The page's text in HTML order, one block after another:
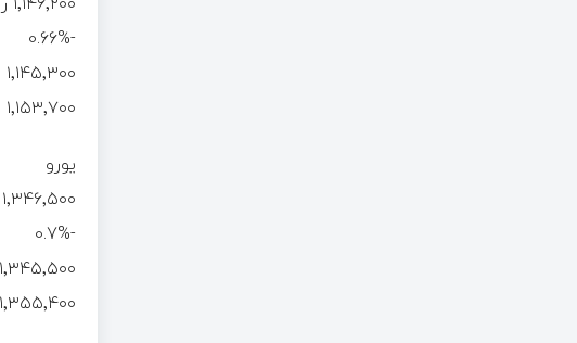
-0.66%
۱٬۱۴۵٬۳۰۰ ریال
۱٬۱۵۳٬۷۰۰ ریال
یورو
۱٬۳۴۶٬۵۰۰ ریال
-0.7%
۱٬۳۴۵٬۵۰۰ ریال
۱٬۳۵۵٬۴۰۰ ریال